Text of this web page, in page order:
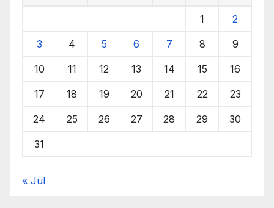
1 2
3 4 5 6 7 8 9
10 11 12 13 14 15 16
17 18 19 20 21 22 23
24 25 26 27 28 29 30
31
« Jul